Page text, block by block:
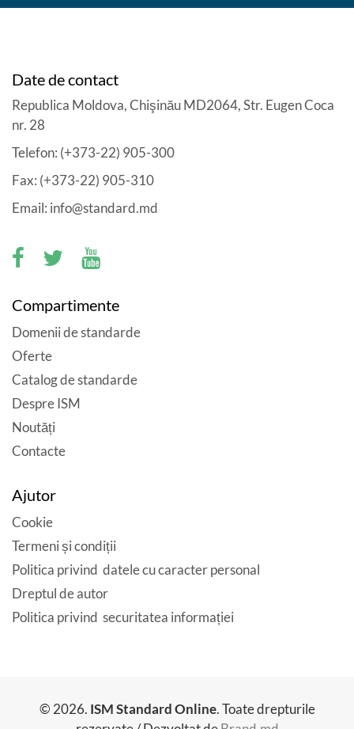
Date de contact
Republica Moldova, Chişinău MD2064, Str. Eugen Coca
nr. 28
Telefon: (+373-22) 905-300
Fax: (+373-22) 905-310
Email: info@standard.md
Compartimente
Domenii de standarde
Oferte
Catalog de standarde
Despre ISM
Noutăți
Contacte
Ajutor
Cookie
Termeni și condiții
Politica privind datele cu caracter personal
Dreptul de autor
Politica privind securitatea informației
© 2026. ISM Standard Online. Toate drepturile